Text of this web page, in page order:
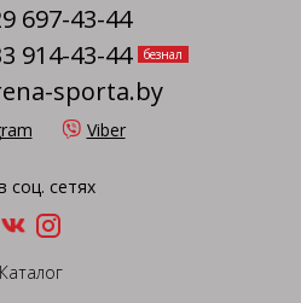
697-43-44
914-43-44
безнал
sporta.by
Viber
соц. сетях
Каталог